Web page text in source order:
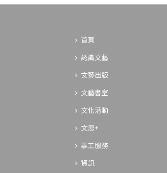
首頁
認識文藝
文藝出版
文藝書室
文化活動
文思+
事工服務
資訊